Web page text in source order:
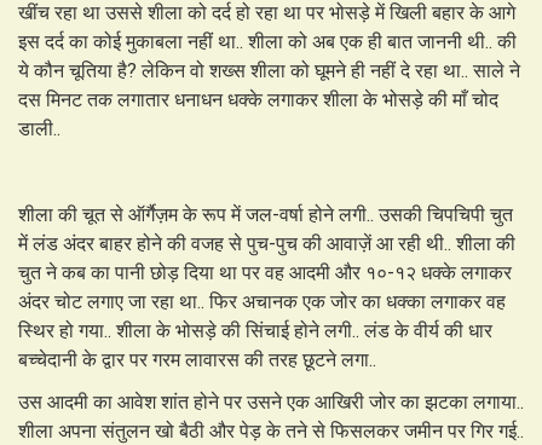
खींच रहा था उससे शीला को दर्द हो रहा था पर भोसड़े में खिली बहार के आगे
इस दर्द का कोई मुकाबला नहीं था.. शीला को अब एक ही बात जाननी थी.. की
ये कौन चूतिया है? लेकिन वो शख्स शीला को घूमने ही नहीं दे रहा था.. साले ने
दस मिनट तक लगातार धनाधन धक्के लगाकर शीला के भोसड़े की माँ चोद
डाली..
शीला की चूत से ऑर्गैज़म के रूप में जल-वर्षा होने लगी.. उसकी चिपचिपी चुत
में लंड अंदर बाहर होने की वजह से पुच-पुच की आवाज़ें आ रही थी.. शीला की
चुत ने कब का पानी छोड़ दिया था पर वह आदमी और १०-१२ धक्के लगाकर
अंदर चोट लगाए जा रहा था.. फिर अचानक एक जोर का धक्का लगाकर वह
स्थिर हो गया.. शीला के भोसड़े की सिंचाई होने लगी.. लंड के वीर्य की धार
बच्चेदानी के द्वार पर गरम लावारस की तरह छूटने लगा..
उस आदमी का आवेश शांत होने पर उसने एक आखिरी जोर का झटका लगाया..
शीला अपना संतुलन खो बैठी और पेड़ के तने से फिसलकर जमीन पर गिर गई..